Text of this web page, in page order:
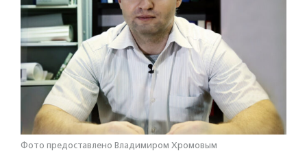
Фото предоставлено Владимиром Хромовым